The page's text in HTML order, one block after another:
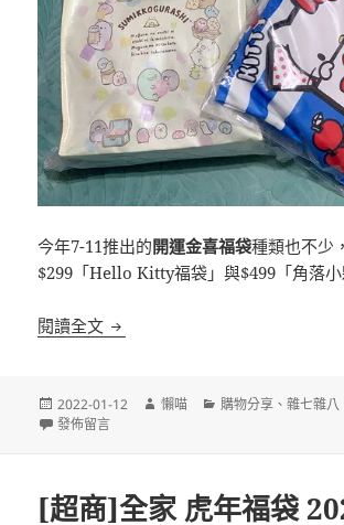
今年7-11推出的開運金喜福袋種類也不少
$299「Hello Kitty福袋」與$499「角落小
閱讀全文 [超商]7-11 開運金喜福袋 2022 開
發
佈
2022-01-12
作
懶喵
分
購物分享 、雜七雜八
在〈[超商]7-11 開運金喜福袋 2022 開箱〉
發佈留言
[超商]全家 虎年福袋